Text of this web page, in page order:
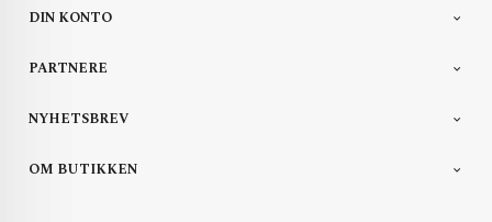
DIN KONTO
PARTNERE
NYHETSBREV
OM BUTIKKEN